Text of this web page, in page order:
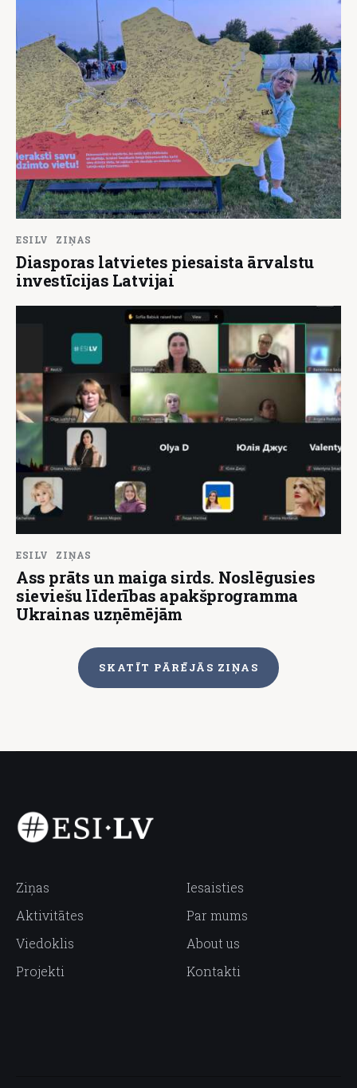
ESILV ZIŅAS
Diasporas latvietes piesaista ārvalstu
investīcijas Latvijai
ESILV ZIŅAS
Ass prāts un maiga sirds. Noslēgusies
sieviešu līderības apakšprogramma
Ukrainas uzņēmējām
SKATĪT PĀRĒJĀS ZIŅAS
Ziņas
Aktivitātes
Viedoklis
Projekti
Iesaisties
Par mums
About us
Kontakti